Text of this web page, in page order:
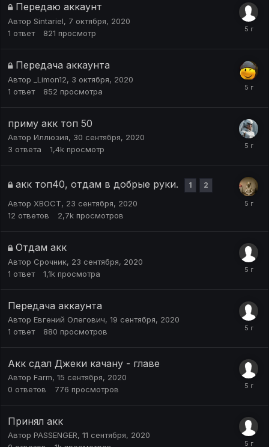
Передаю аккаунт
Автор Sintariel, 7 октября, 2020
1 ответ 821 просмотр
Передача аккаунта
Автор _Limon12, 3 октября, 2020
1 ответ 852 просмотра
приму акк топ 50
Автор Иллюзия, 30 сентября, 2020
3 ответа 1,4k просмотр
акк топ40, отдам в добрые руки. 1 2
Автор XBOCT, 23 сентября, 2020
12 ответов 2,7k просмотров
Отдам акк
Автор Срочник, 23 сентября, 2020
1 ответ 1,1k просмотра
Передача аккаунта
Автор Евгений Олегович, 19 сентября, 2020
1 ответ 880 просмотров
Акк сдал Джеки качану - главе
Автор Farm, 15 сентября, 2020
0 ответов 776 просмотров
Принял акк
Автор PASSENGER, 11 сентября, 2020